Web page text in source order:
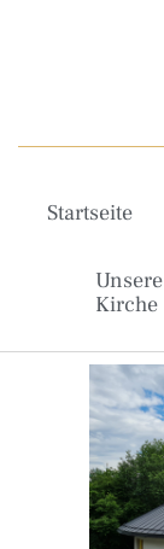
Startseite
Unsere
Kirche